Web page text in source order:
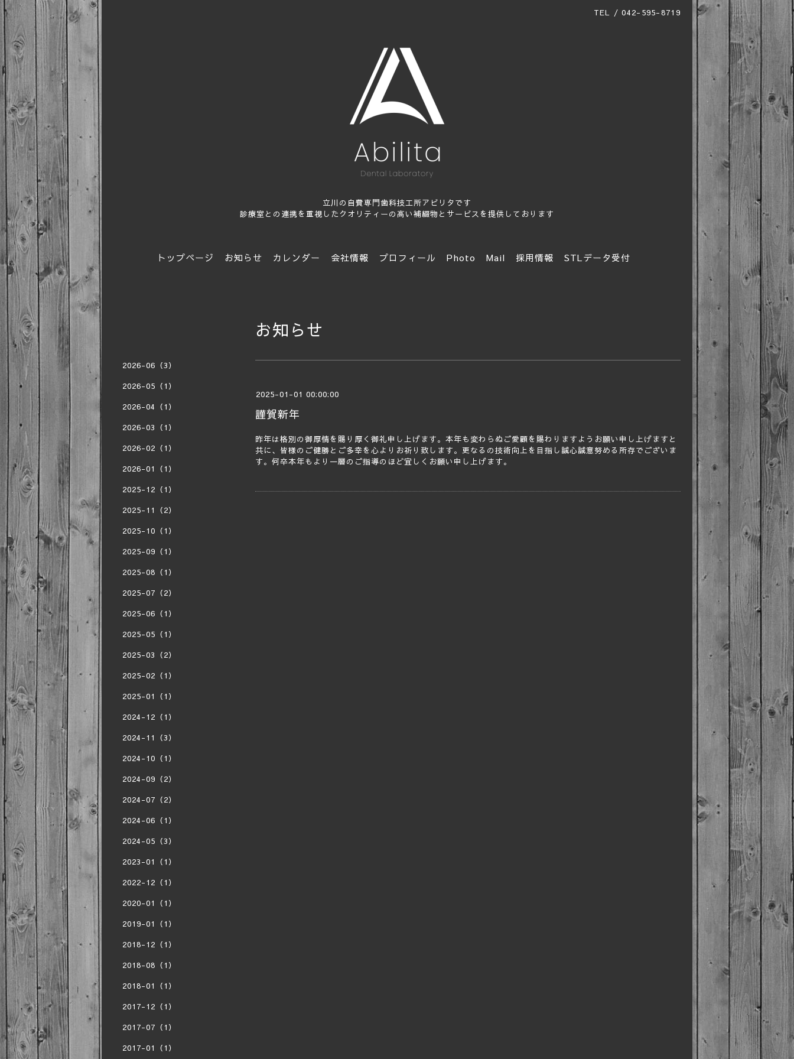
TEL / 042-595-8719
立川の自費専門歯科技工所アビリタです
診療室との連携を重視したクオリティーの高い補綴物とサービスを提供しております
トップページ お知らせ カレンダー 会社情報 プロフィール Photo Mail 採用情報 STLデータ受付
お知らせ
2025-01-01 00:00:00
謹賀新年
昨年は格別の御厚情を賜り厚く御礼申し上げます。本年も変わらぬご愛顧を賜わりますようお願い申し上げますと
共に、皆様のご健勝とご多幸を心よりお祈り致します。更なるの技術向上を目指し誠心誠意努める所存でございま
す。何卒本年もより一層のご指導のほど宜しくお願い申し上げます。
2026-06（3）
2026-05（1）
2026-04（1）
2026-03（1）
2026-02（1）
2026-01（1）
2025-12（1）
2025-11（2）
2025-10（1）
2025-09（1）
2025-08（1）
2025-07（2）
2025-06（1）
2025-05（1）
2025-03（2）
2025-02（1）
2025-01（1）
2024-12（1）
2024-11（3）
2024-10（1）
2024-09（2）
2024-07（2）
2024-06（1）
2024-05（3）
2023-01（1）
2022-12（1）
2020-01（1）
2019-01（1）
2018-12（1）
2018-08（1）
2018-01（1）
2017-12（1）
2017-07（1）
2017-01（1）